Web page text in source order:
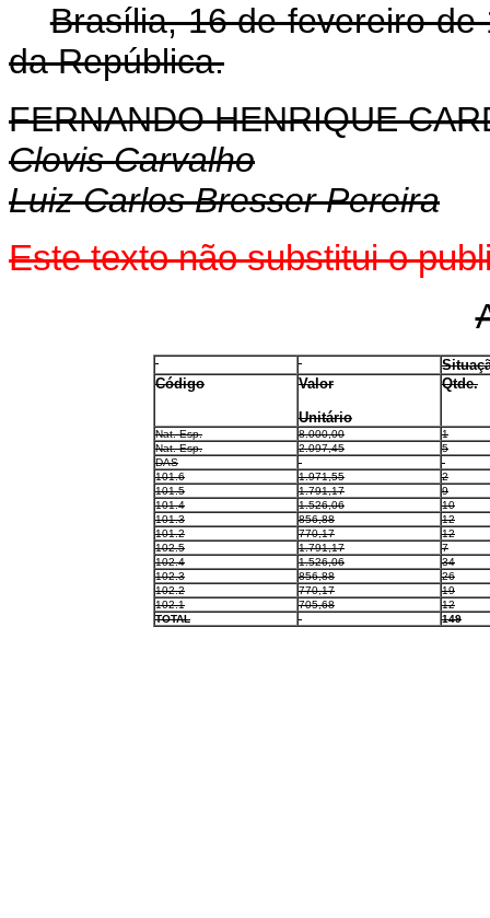
Brasília, 16 de fevereiro de
da República.
FERNANDO HENRIQUE
Clovis Carvalho
Luiz Carlos Bresser Pereira
Este texto não substitui o
Código
Valor
Unitário
Qtde.
Nat. Esp. 8.000,00
1
Nat. Esp.
2.097,45
5
DAS
101.6
1.971,55
2
101.5
1.791,17
9
101.4
1.526,06
10
101.3
856,88
12
101.2
770,17
12
102.5
1.791,17
7
102.4
1.526,06
34
102.3
856,88
26
102.2
770,17
19
102.1
705,68
12
TOTAL
149